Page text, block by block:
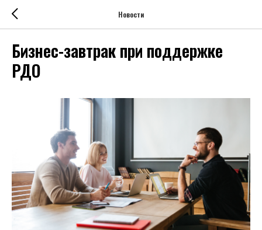
Новости
Бизнес-завтрак при поддержке
РДО